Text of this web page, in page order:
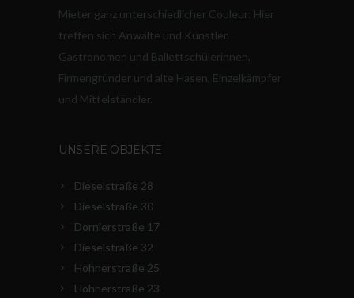
Mieter ganz unterschiedlicher Couleur: Hier
treffen sich Anwälte und Künstler,
Gastronomen und Ballettschülerinnen,
Firmengründer und alte Hasen, Einzelkämpfer
und Mittelständler.
UNSERE OBJEKTE
Dieselstraße 28
Dieselstraße 30
Dornierstraße 17
Dieselstraße 32
Hohnerstraße 25
Hohnerstraße 23